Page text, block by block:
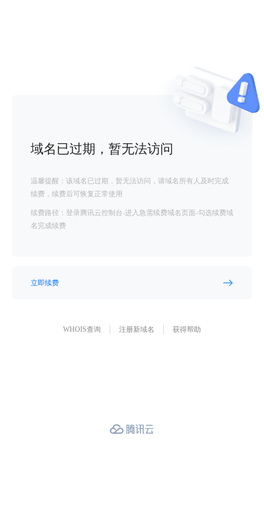
域名已过期，暂无法访问
温馨提醒：该域名已过期，暂无法访问，请域名所有人及时完成
续费，续费后可恢复正常使用
续费路径：登录腾讯云控制台-进入急需续费域名页面-勾选续费域
名完成续费
立即续费
WHOIS查询 注册新域名 获得帮助